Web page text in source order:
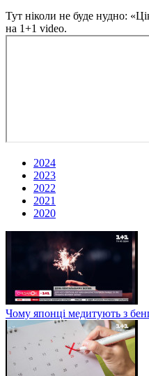
Тут ніколи не буде нудно:
на 1+1 video.
2024
2023
2022
2021
2020
Чому японці медитують з